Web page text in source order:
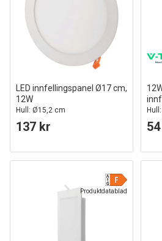
LED innfellingspanel Ø17 cm,
12W
Hull: Ø15,2 cm
137 kr
Produktdatablad